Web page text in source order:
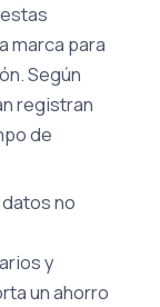
marca para
Según
registran
de
no
y
un ahorro